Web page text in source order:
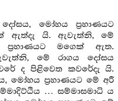
මෝහය ප්‍රහාණයට
ඇත්දැ යි. ඇවැත්නි, මේ
මගෙක් ඇත.
මේ රාගය දෝසය
ද පිළිවෙත කවරේදැ යි.
මෝහය ප්‍රහාණයට මේ අරී
… සම්මාසමාධි ය